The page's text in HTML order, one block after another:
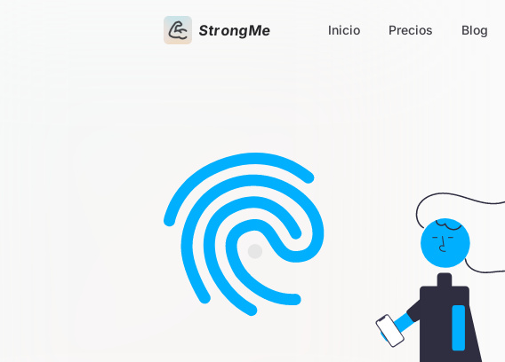
StrongMe Inicio Precios Blog